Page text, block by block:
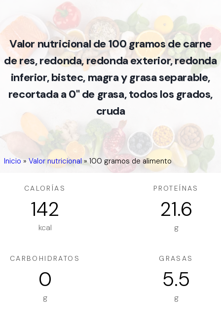
Valor nutricional de 100 gramos de carne
de res, redonda, redonda exterior, redonda
inferior, bistec, magra y grasa separable,
recortada a 0" de grasa, todos los grados,
cruda
Inicio»Valor nutricional»100 gramos de alimento
CALORÍAS
142
kcal
PROTEÍNAS
21.6
g
CARBOHIDRATOS
0
g
GRASAS
5.5
g